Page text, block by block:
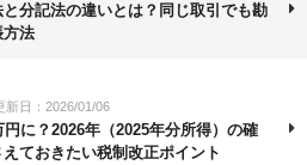
分記法の違いとは？同じ取引でも勘
方法
新日：2026/01/06
に？2026年（2025年分所得）の確
ておきたい税制改正ポイント